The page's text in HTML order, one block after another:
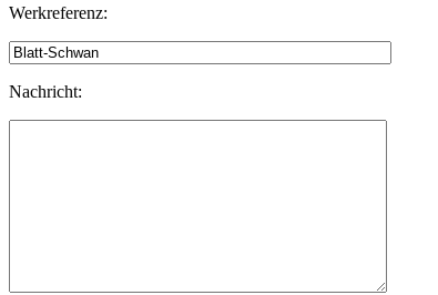
Werkreferenz:
Nachricht: